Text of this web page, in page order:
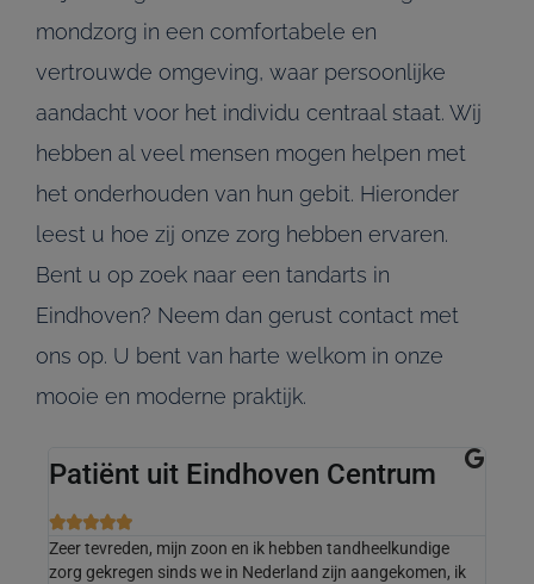
mondzorg in een comfortabele en
vertrouwde omgeving, waar persoonlijke
aandacht voor het individu centraal staat. Wij
hebben al veel mensen mogen helpen met
het onderhouden van hun gebit. Hieronder
leest u hoe zij onze zorg hebben ervaren.
Bent u op zoek naar een tandarts in
Eindhoven? Neem dan gerust contact met
ons op. U bent van harte welkom in onze
mooie en moderne praktijk.
Patiënt uit Eindhoven Centrum

Zeer tevreden, mijn zoon en ik hebben tandheelkundige
zorg gekregen sinds we in Nederland zijn aangekomen, ik